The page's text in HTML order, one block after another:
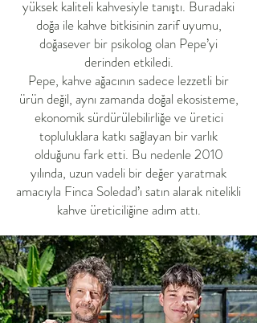
yüksek kaliteli kahvesiyle tanıştı. Buradaki
doğa ile kahve bitkisinin zarif uyumu,
doğasever bir psikolog olan Pepe’yi
derinden etkiledi.
Pepe, kahve ağacının sadece lezzetli bir
ürün değil, aynı zamanda doğal ekosisteme,
ekonomik sürdürülebilirliğe ve üretici
topluluklara katkı sağlayan bir varlık
olduğunu fark etti. Bu nedenle 2010
yılında, uzun vadeli bir değer yaratmak
amacıyla Finca Soledad’ı satın alarak nitelikli
kahve üreticiliğine adım attı.